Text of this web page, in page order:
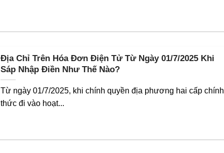
Địa Chỉ Trên Hóa Đơn Điện Tử Từ Ngày 01/7/2025 Khi
Sáp Nhập Điền Như Thế Nào?
Từ ngày 01/7/2025, khi chính quyền địa phương hai cấp chính
thức đi vào hoạt...